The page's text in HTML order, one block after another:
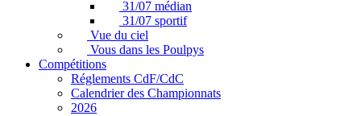
31/07 médian
31/07 sportif
Vue du ciel
Vous dans les Poulpys
Compétitions
Réglements CdF/CdC
Calendrier des Championnats
2026